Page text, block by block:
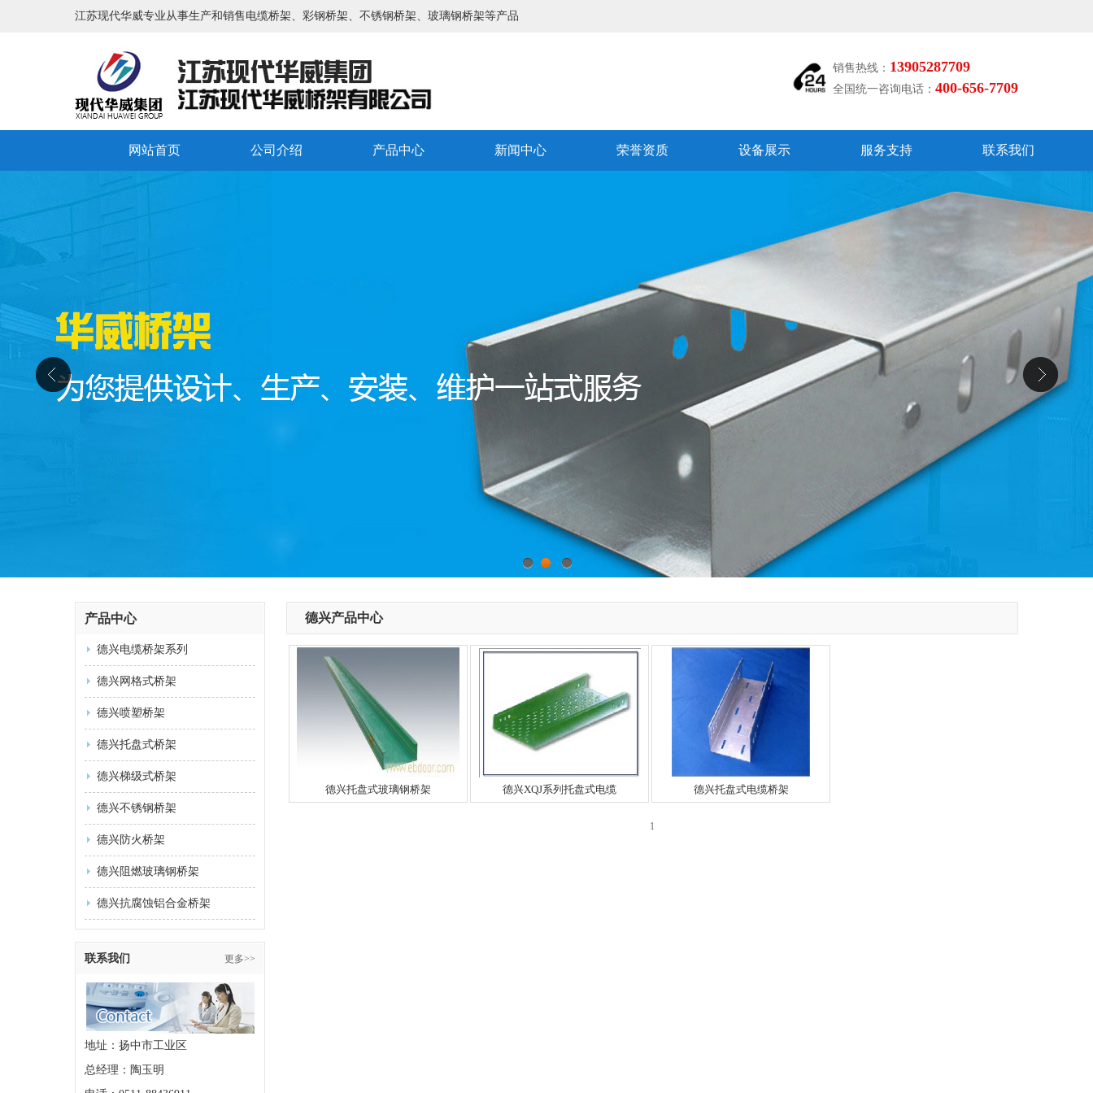
江苏现代华威专业从事生产和销售电缆桥架、彩钢桥架、不锈钢桥架、玻璃钢桥架等产品
销售热线： 13905287709
全国统一咨询电话： 400-656-7709
网站首页 公司介绍 产品中心 新闻中心 荣誉资质 设备展示 服务支持 联系我们
产品中心
德兴电缆桥架系列
德兴网格式桥架
德兴喷塑桥架
德兴托盘式桥架
德兴梯级式桥架
德兴不锈钢桥架
德兴防火桥架
德兴阻燃玻璃钢桥架
德兴抗腐蚀铝合金桥架
联系我们 更多>>
地址：扬中市工业区
总经理：陶玉明
德兴产品中心
德兴托盘式玻璃钢桥架 德兴XQJ系列托盘式电缆 德兴托盘式电缆桥架
1